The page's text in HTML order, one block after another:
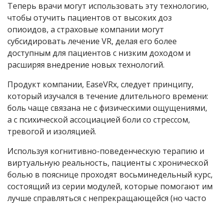
Теперь врачи могут использовать эту технологию,
чтобы отучить пациентов от высоких доз
опиоидов, а страховые компании могут
субсидировать лечение VR, делая его более
доступным для пациентов с низким доходом и
расширяя внедрение новых технологий.
Продукт компании, EaseVRx, следует принципу,
который изучался в течение длительного времени:
боль чаще связана не с физическими ощущениями,
а с психической ассоциацией боли со стрессом,
тревогой и изоляцией.
Используя когнитивно-поведенческую терапию и
виртуальную реальность, пациенты с хронической
болью в пояснице проходят восьминедельный курс,
состоящий из серии модулей, которые помогают им
лучше справляться с непрекращающейся (но часто